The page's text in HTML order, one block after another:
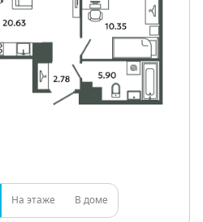
На этаже В доме